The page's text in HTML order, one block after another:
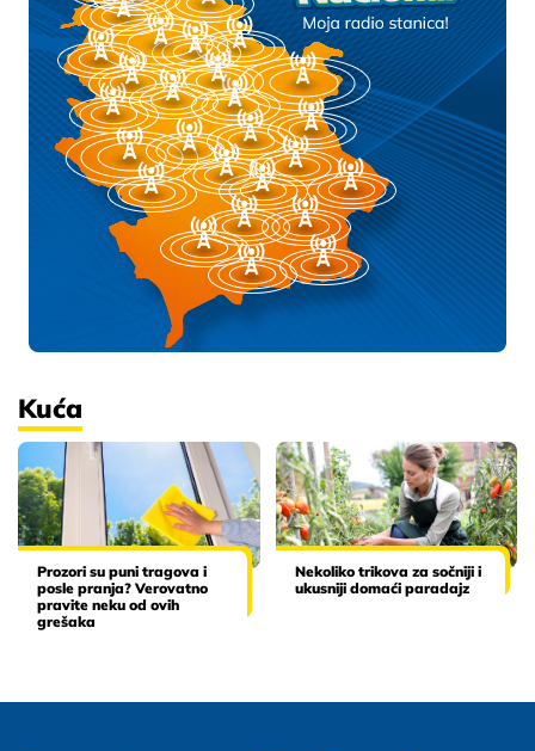
Kuća
Prozori su puni tragova i
posle pranja? Verovatno
pravite neku od ovih
grešaka
Nekoliko trikova za sočniji i
ukusniji domaći paradajz